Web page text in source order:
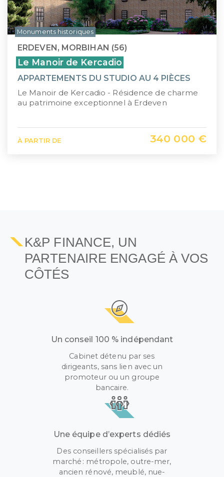
ERDEVEN, MORBIHAN (56)
Le Manoir de Kercadio
APPARTEMENTS DU STUDIO AU 4 PIÈCES
Le Manoir de Kercadio - Résidence de charme
au patrimoine exceptionnel à Erdeven
À PARTIR DE 340 000 €
Monuments historiques
K&P FINANCE, UN
PARTENAIRE ENGAGÉ À VOS
CÔTÉS
Un conseil 100 % indépendant
Cabinet détenu par ses
dirigeants, sans lien avec un
promoteur ou un groupe
bancaire.
Une équipe d’experts dédiés
Des conseillers spécialisés par
marché : métropole, outre-mer,
ancien rénové, meublé, nue-